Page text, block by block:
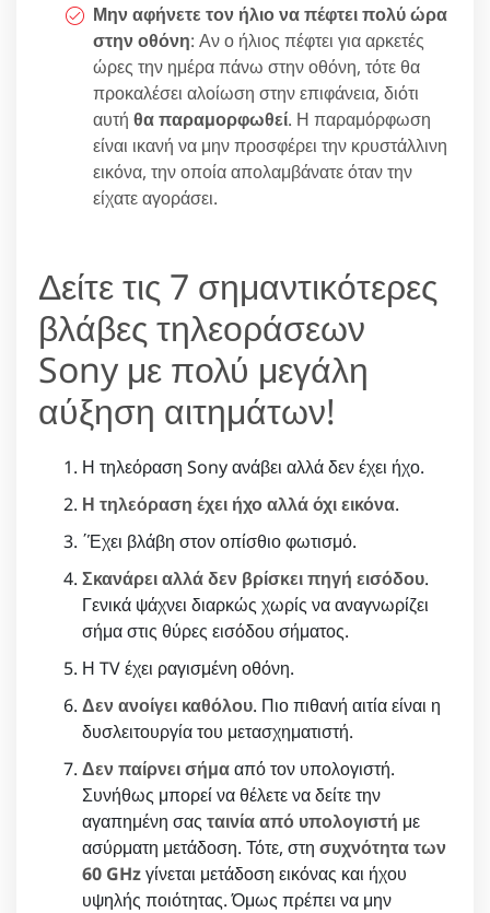
Μην αφήνετε τον ήλιο να πέφτει πολύ ώρα
στην οθόνη: Αν ο ήλιος πέφτει για αρκετές
ώρες την ημέρα πάνω στην οθόνη, τότε θα
προκαλέσει αλοίωση στην επιφάνεια, διότι
αυτή θα παραμορφωθεί. Η παραμόρφωση
είναι ικανή να μην προσφέρει την κρυστάλλινη
εικόνα, την οποία απολαμβάνατε όταν την
είχατε αγοράσει.
Δείτε τις 7 σημαντικότερες
βλάβες τηλεοράσεων
Sony με πολύ μεγάλη
αύξηση αιτημάτων!
Η τηλεόραση Sony ανάβει αλλά δεν έχει ήχο.
Η τηλεόραση έχει ήχο αλλά όχι εικόνα.
΄Έχει βλάβη στον οπίσθιο φωτισμό.
Σκανάρει αλλά δεν βρίσκει πηγή εισόδου.
Γενικά ψάχνει διαρκώς χωρίς να αναγνωρίζει
σήμα στις θύρες εισόδου σήματος.
Η TV έχει ραγισμένη οθόνη.
Δεν ανοίγει καθόλου. Πιο πιθανή αιτία είναι η
δυσλειτουργία του μετασχηματιστή.
Δεν παίρνει σήμααπό τον υπολογιστή.
Συνήθως μπορεί να θέλετε να δείτε την
αγαπημένη σας ταινία από υπολογιστή με
ασύρματη μετάδοση. Τότε, στη συχνότητα των
60 GHzγίνεται μετάδοση εικόνας και ήχου
υψηλής ποιότητας. Όμως πρέπει να μην